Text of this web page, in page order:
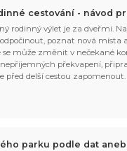
cestování - návod
rodinný výlet je za dveřmi.
poznat nová místa
může změnit v nečekané
překvapení,
před delší cestou zapomenout.
parku podle dat